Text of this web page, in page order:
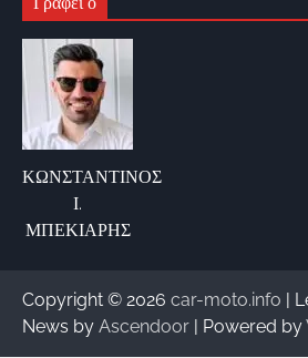
ΚΩΝΣΤΑΝΤΙΝΟΣ
Ι.
ΜΠΕΚΙΑΡΗΣ
Copyright © 2026 car-moto.info |
News by Ascendoor | Powered by